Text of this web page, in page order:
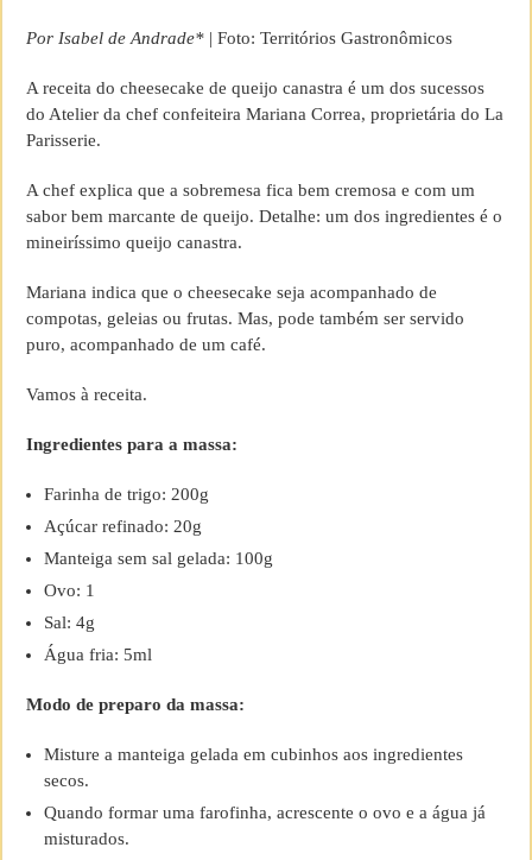
Por Isabel de Andrade* | Foto: Territórios Gastronômicos
A receita do cheesecake de queijo canastra é um dos sucessos
do Atelier da chef confeiteira Mariana Correa, proprietária do La
Parisserie.
A chef explica que a sobremesa fica bem cremosa e com um
sabor bem marcante de queijo. Detalhe: um dos ingredientes é o
mineiríssimo queijo canastra.
Mariana indica que o cheesecake seja acompanhado de
compotas, geleias ou frutas. Mas, pode também ser servido
puro, acompanhado de um café.
Vamos à receita.
Ingredientes para a massa:
Farinha de trigo: 200g
Açúcar refinado: 20g
Manteiga sem sal gelada: 100g
Ovo: 1
Sal: 4g
Água fria: 5ml
Modo de preparo da massa:
Misture a manteiga gelada em cubinhos aos ingredientes
secos.
Quando formar uma farofinha, acrescente o ovo e a água já
misturados.